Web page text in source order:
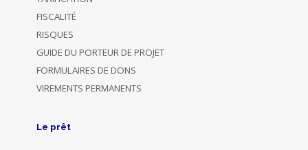
FISCALITÉ
RISQUES
GUIDE DU PORTEUR DE PROJET
FORMULAIRES DE DONS
VIREMENTS PERMANENTS
Le prêt